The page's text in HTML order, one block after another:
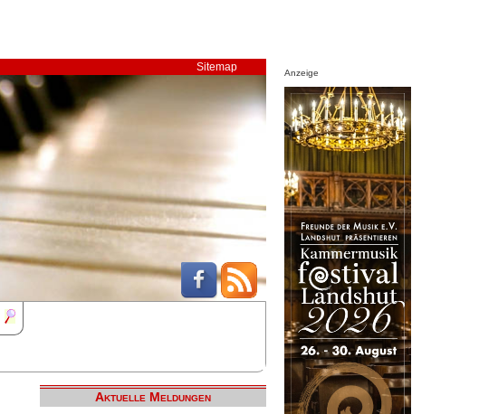
Sitemap
Aktuelle Meldungen
Anzeige